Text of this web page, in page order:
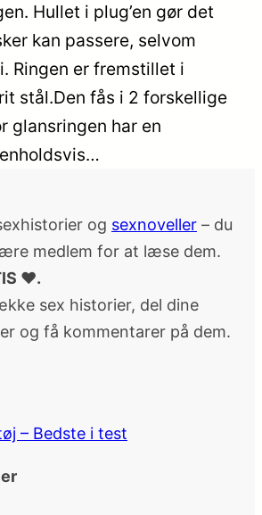
Hullet i plug’en gør det
kan passere, selvom
Ringen er fremstillet i
stål.Den fås i 2 forskellige
glansringen har en
og sexnoveller – du
medlem for at læse dem.
♥.
sex historier, del dine
og få kommentarer på dem.
– Bedste i test